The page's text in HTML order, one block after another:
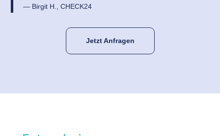
— Birgit H., CHECK24
Jetzt Anfragen